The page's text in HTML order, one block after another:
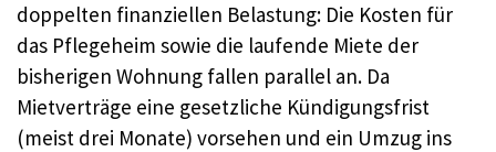
doppelten finanziellen Belastung: Die Kosten für
das Pflegeheim sowie die laufende Miete der
bisherigen Wohnung fallen parallel an. Da
Mietverträge eine gesetzliche Kündigungsfrist
(meist drei Monate) vorsehen und ein Umzug ins